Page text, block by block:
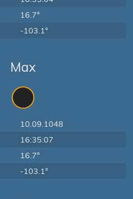
16.7°
-103.1°
Max
10.09.1048
16:35:07
16.7°
-103.1°